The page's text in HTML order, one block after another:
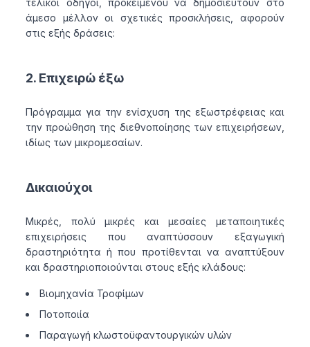
τελικοί οδηγοί, προκειμένου να δημοσιευτούν στο
άμεσο μέλλον οι σχετικές προσκλήσεις, αφορούν
στις εξής δράσεις:
2. Επιχειρώ έξω
Πρόγραμμα για την ενίσχυση της εξωστρέφειας και
την προώθηση της διεθνοποίησης των επιχειρήσεων,
ιδίως των μικρομεσαίων.
Δικαιούχοι
Μικρές, πολύ μικρές και μεσαίες μεταποιητικές
επιχειρήσεις που αναπτύσσουν εξαγωγική
δραστηριότητα ή που προτίθενται να αναπτύξουν
και δραστηριοποιούνται στους εξής κλάδους:
Βιομηχανία Τροφίμων
Ποτοποιία
Παραγωγή κλωστοϋφαντουργικών υλών